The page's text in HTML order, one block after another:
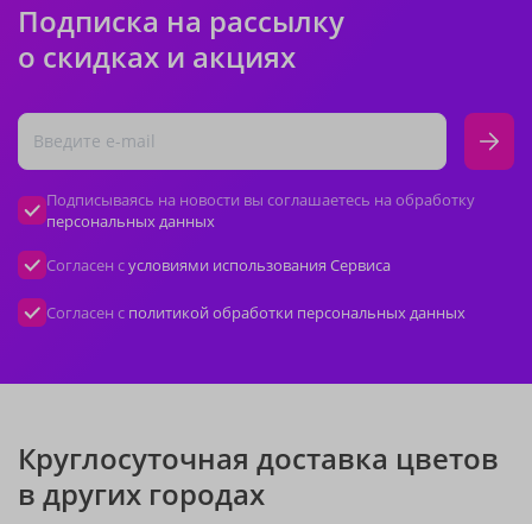
Подписка на рассылку
о скидках и акциях
Подписываясь на новости вы соглашаетесь на обработку
персональных данных
Согласен сусловиями использования Сервиса
Согласен с политикой обработки персональных данных
Круглосуточная доставка цветов
в других городах